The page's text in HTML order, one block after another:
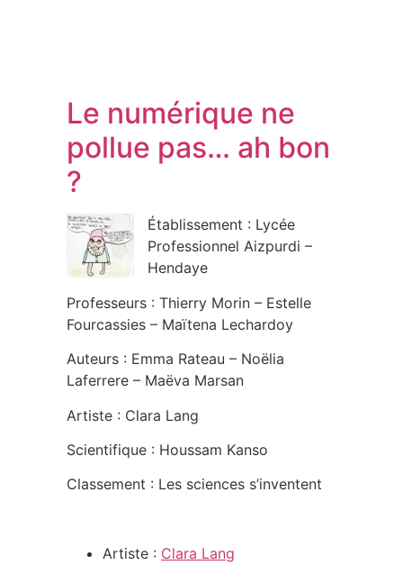
Le numérique ne
pollue pas… ah bon
?
Établissement : Lycée
Professionnel Aizpurdi –
Hendaye
Professeurs : Thierry Morin – Estelle
Fourcassies – Maïtena Lechardoy
Auteurs : Emma Rateau – Noëlia
Laferrere – Maëva Marsan
Artiste : Clara Lang
Scientifique : Houssam Kanso
Classement : Les sciences s’inventent
Artiste : Clara Lang